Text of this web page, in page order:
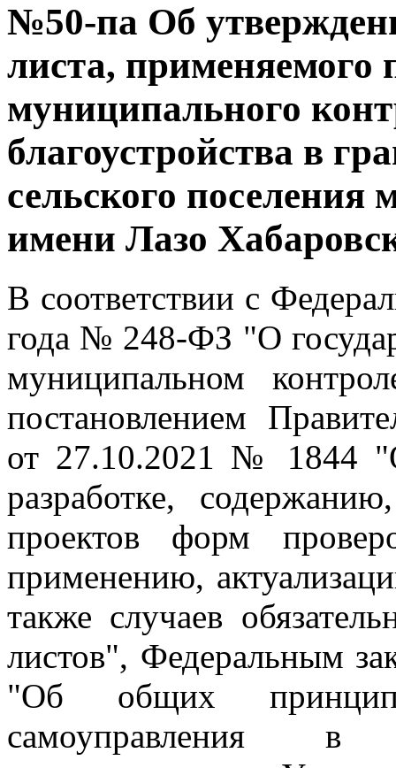
№50-па Об
листа, применяемого
муниципального
благоустройства в
сельского
имени Лазо
В соответствии с
года № 248-ФЗ "О
муниципальном
постановлением
от 27.10.2021 № 1844
разработке,
проектов форм
применению,
также случаев
листов", Федеральным
"Об общих
самоуправления в